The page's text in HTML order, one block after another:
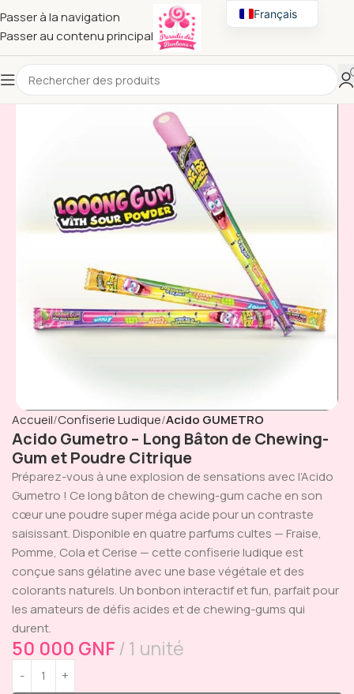
Passer à la navigation
Passer au contenu principal
Accueil Confiserie Ludique Acido GUMETRO
Acido Gumetro – Long Bâton de Chewing-
Gum et Poudre Citrique
Préparez-vous à une explosion de sensations avec l’Acido
Gumetro ! Ce long bâton de chewing-gum cache en son
cœur une poudre super méga acide pour un contraste
saisissant. Disponible en quatre parfums cultes — Fraise,
Pomme, Cola et Cerise — cette confiserie ludique est
conçue sans gélatine avec une base végétale et des
colorants naturels. Un bonbon interactif et fun, parfait pour
les amateurs de défis acides et de chewing-gums qui
durent.
50 000 GNF 1 unité
Français